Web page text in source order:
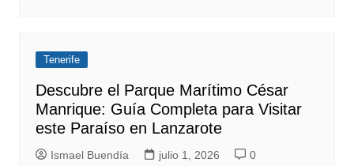
Tenerife
Descubre el Parque Marítimo César
Manrique: Guía Completa para Visitar
este Paraíso en Lanzarote
Ismael Buendía julio 1, 2026 0